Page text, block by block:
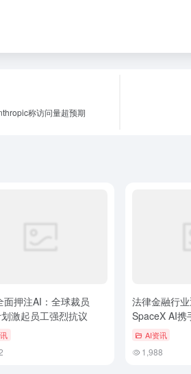
称访问量超预期
面押注AI：全球裁员
激起员工强烈抗议
法律金融行
SpaceX AI携
4.5 AI资讯
1,988